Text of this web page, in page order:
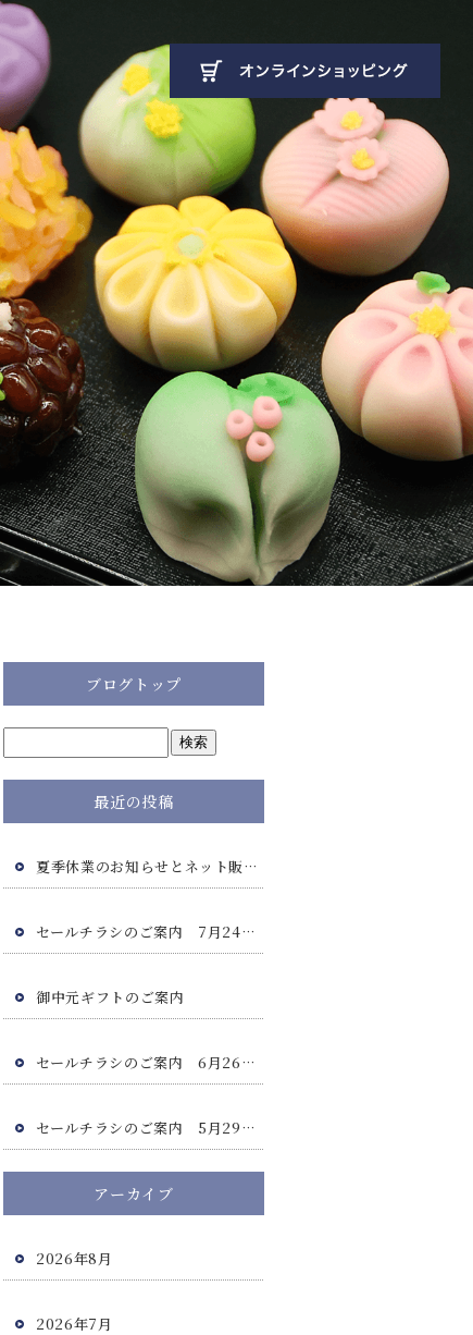
ブログトップ
最近の投稿
夏季休業のお知らせとネット販売につきまして
セールチラシのご案内 7月24日(金)・7月25日(土)
御中元ギフトのご案内
セールチラシのご案内 6月26日(金)・6月27日(土)
セールチラシのご案内 5月29日(金)・5月30日(土)
アーカイブ
2026年8月
2026年7月